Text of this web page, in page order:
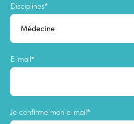
Disciplines*
E-mail*
Je confirme mon e-mail*